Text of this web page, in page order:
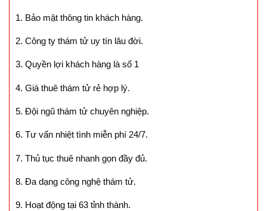
1. Bảo mật thông tin khách hàng.
2. Công ty thám tử uy tín lâu đời.
3. Quyền lợi khách hàng là số 1
4. Giá thuê thám tử rẻ hợp lý.
5. Đội ngũ thám tử chuyên nghiệp.
6. Tư vấn nhiệt tình miễn phí 24/7.
7. Thủ tục thuê nhanh gọn đầy đủ.
8. Đa dạng công nghệ thám tử.
9. Hoạt động tại 63 tỉnh thành.